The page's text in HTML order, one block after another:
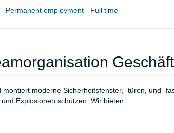
Permanent employment - Full time
moderne Sicherheitsfenster, -türen, und -
Explosionen schützen. Wir bieten...